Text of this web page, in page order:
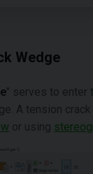
Wedge
" serves to enter
A tension
or using